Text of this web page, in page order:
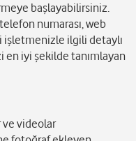
başlayabilirsiniz.
numarası, web
ilgili detaylı
iyi şekilde tanımlayan
ve videolar